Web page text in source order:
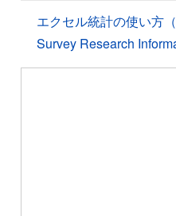
エクセル統計の使い方
Survey Research